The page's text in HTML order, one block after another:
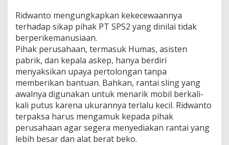
n
y
a
B
a
n
t
u
a
n
T
.
S
Ridwanto mengungkapkan kekecewaannya
terhadap sikap pihak PT SPS2 yang dinilai tidak
berperikemanusiaan.
Pihak perusahaan, termasuk Humas, asisten
pabrik, dan kepala askep, hanya berdiri
menyaksikan upaya pertolongan tanpa
memberikan bantuan. Bahkan, rantai sling yang
awalnya digunakan untuk menarik mobil berkali-
kali putus karena ukurannya terlalu kecil. Ridwanto
terpaksa harus mengamuk kepada pihak
perusahaan agar segera menyediakan rantai yang
lebih besar dan alat berat beko.